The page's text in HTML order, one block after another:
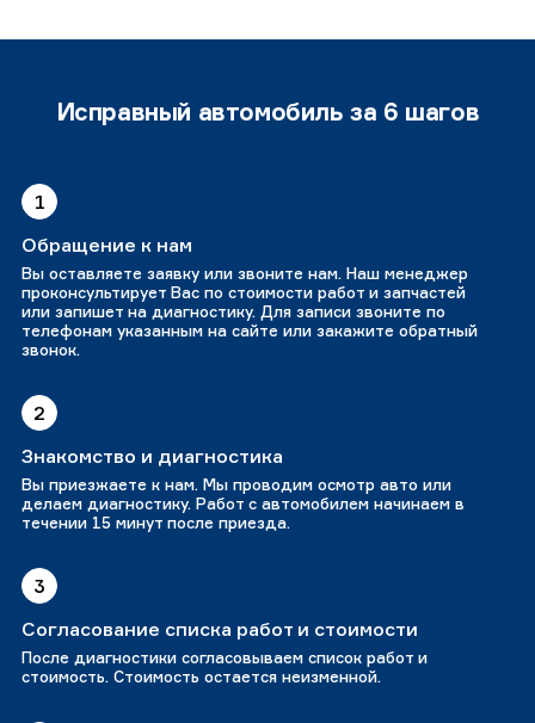
Исправный автомобиль за 6 шагов
1
Обращение к нам
Вы оставляете заявку или звоните нам. Наш менеджер
проконсультирует Вас по стоимости работ и запчастей
или запишет на диагностику. Для записи звоните по
телефонам указанным на сайте или закажите обратный
звонок.
2
Знакомство и диагностика
Вы приезжаете к нам. Мы проводим осмотр авто или
делаем диагностику. Работ с автомобилем начинаем в
течении 15 минут после приезда.
3
Согласование списка работ и стоимости
После диагностики согласовываем список работ и
стоимость. Стоимость остается неизменной.